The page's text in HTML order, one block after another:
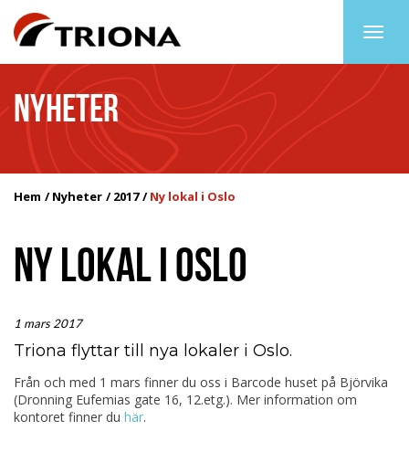
NYHETER
Hem Nyheter 2017 Ny lokal i Oslo
NY LOKAL I OSLO
1 mars 2017
Triona flyttar till nya lokaler i Oslo.
Från och med 1 mars finner du oss i Barcode huset på Björvika
(Dronning Eufemias gate 16, 12.etg.). Mer information om
kontoret finner du här.